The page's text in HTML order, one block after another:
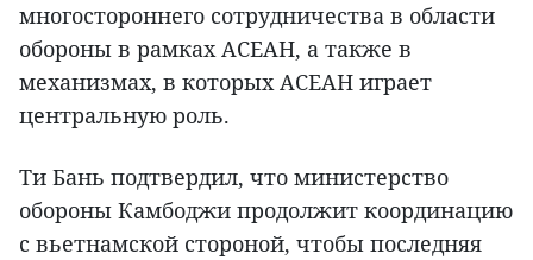
многостороннего сотрудничества в области
обороны в рамках АСЕАН, а также в
механизмах, в которых АСЕАН играет
центральную роль.
Ти Бань подтвердил, что министерство
обороны Камбоджи продолжит координацию
с вьетнамской стороной, чтобы последняя